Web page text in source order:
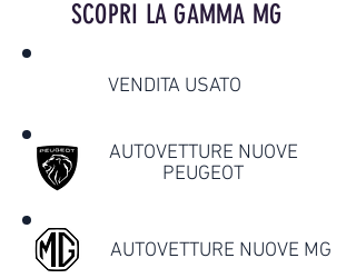
SCOPRI LA GAMMA MG
VENDITA USATO
AUTOVETTURE NUOVE
PEUGEOT
AUTOVETTURE NUOVE MG